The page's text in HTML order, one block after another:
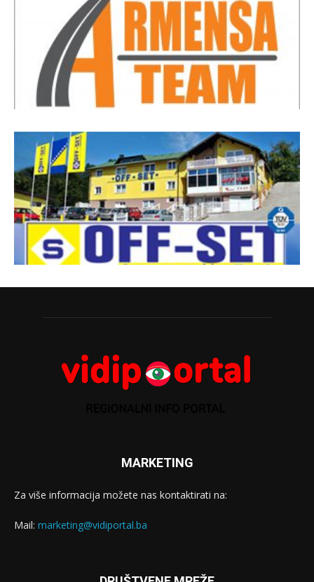
MARKETING
Za više informacija možete nas kontaktirati na:
Mail: marketing@vidiportal.ba